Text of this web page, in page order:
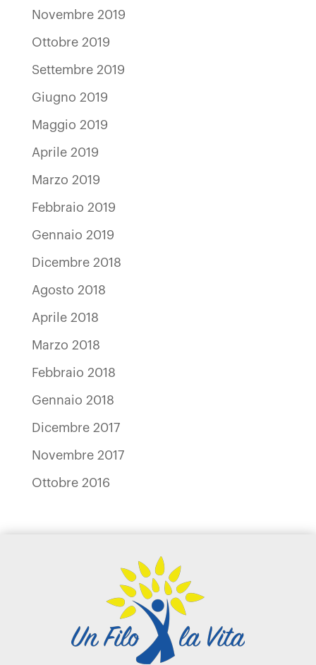
Novembre 2019
Ottobre 2019
Settembre 2019
Giugno 2019
Maggio 2019
Aprile 2019
Marzo 2019
Febbraio 2019
Gennaio 2019
Dicembre 2018
Agosto 2018
Aprile 2018
Marzo 2018
Febbraio 2018
Gennaio 2018
Dicembre 2017
Novembre 2017
Ottobre 2016